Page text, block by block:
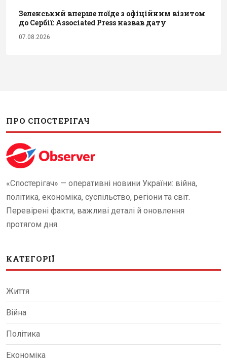
Зеленський вперше поїде з офіційним візитом
до Сербії: Associated Press назвав дату
07.08.2026
ПРО СПОСТЕРІГАЧ
«Спостерігач» — оперативні новини України: війна,
політика, економіка, суспільство, регіони та світ.
Перевірені факти, важливі деталі й оновлення
протягом дня.
КАТЕГОРІЇ
Життя
Війна
Політика
Економіка